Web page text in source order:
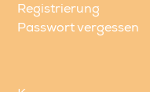
Registrierung
Passwort vergessen